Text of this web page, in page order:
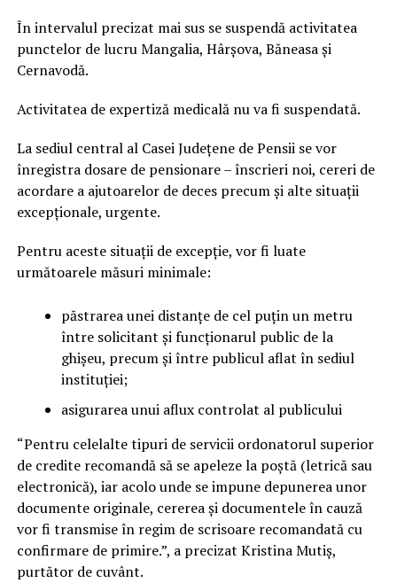
În intervalul precizat mai sus se suspendă activitatea
punctelor de lucru Mangalia, Hârșova, Băneasa și
Cernavodă.
Activitatea de expertiză medicală nu va fi suspendată.
La sediul central al Casei Județene de Pensii se vor
înregistra dosare de pensionare – înscrieri noi, cereri de
acordare a ajutoarelor de deces precum și alte situații
excepționale, urgente.
Pentru aceste situații de excepție, vor fi luate
următoarele măsuri minimale:
păstrarea unei distanțe de cel puțin un metru
între solicitant și funcționarul public de la
ghișeu, precum și între publicul aflat în sediul
instituției;
asigurarea unui aflux controlat al publicului
“Pentru celelalte tipuri de servicii ordonatorul superior
de credite recomandă să se apeleze la poștă (letrică sau
electronică), iar acolo unde se impune depunerea unor
documente originale, cererea și documentele în cauză
vor fi transmise în regim de scrisoare recomandată cu
confirmare de primire.”, a precizat Kristina Mutiş,
purtător de cuvânt.